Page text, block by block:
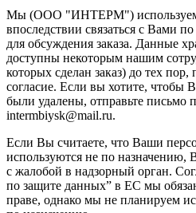
Мы (ООО "ИНТЕРМ") используем
впоследствии связаться с Вами
для обсуждения заказа. Данные
доступны некоторым нашим
которых сделан заказ) до тех пор,
согласие. Если вы хотите, чтобы
были удалены, отправьте письмо
intermbiysk@mail.ru.
Если Вы считаете, что Ваши
используются не по назначению,
с жалобой в надзорный орган.
по защите данных” в ЕС мы
праве, однако мы не планируем